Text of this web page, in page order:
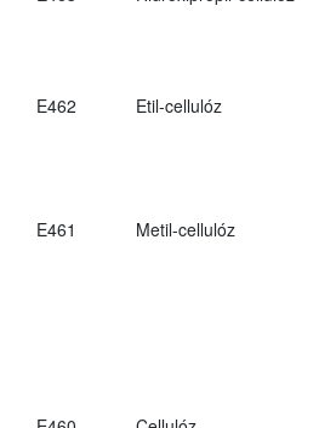
E462 Etil-cellulóz
E461 Metil-cellulóz